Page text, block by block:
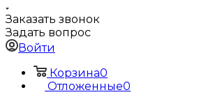
Заказать звонок
Задать вопрос
Войти
Корзина0
Отложенные0